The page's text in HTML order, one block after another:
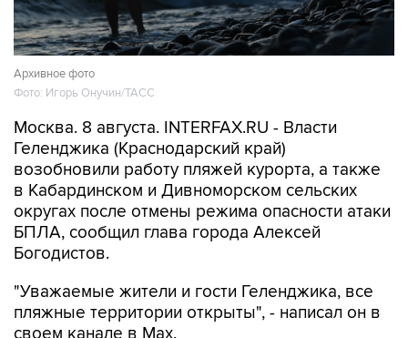
Архивное фото
Фото: Игорь Онучин/ТАСС
Москва. 8 августа. INTERFAX.RU - Власти
возобновили работу пляжей курорта, а также
в Кабардинском и Дивноморском сельских
округах после отмены режима опасности атаки
БПЛА, сообщил глава города Алексей
Богодистов.
"Уважаемые жители и гости Геленджика, все
своем канале в Max.